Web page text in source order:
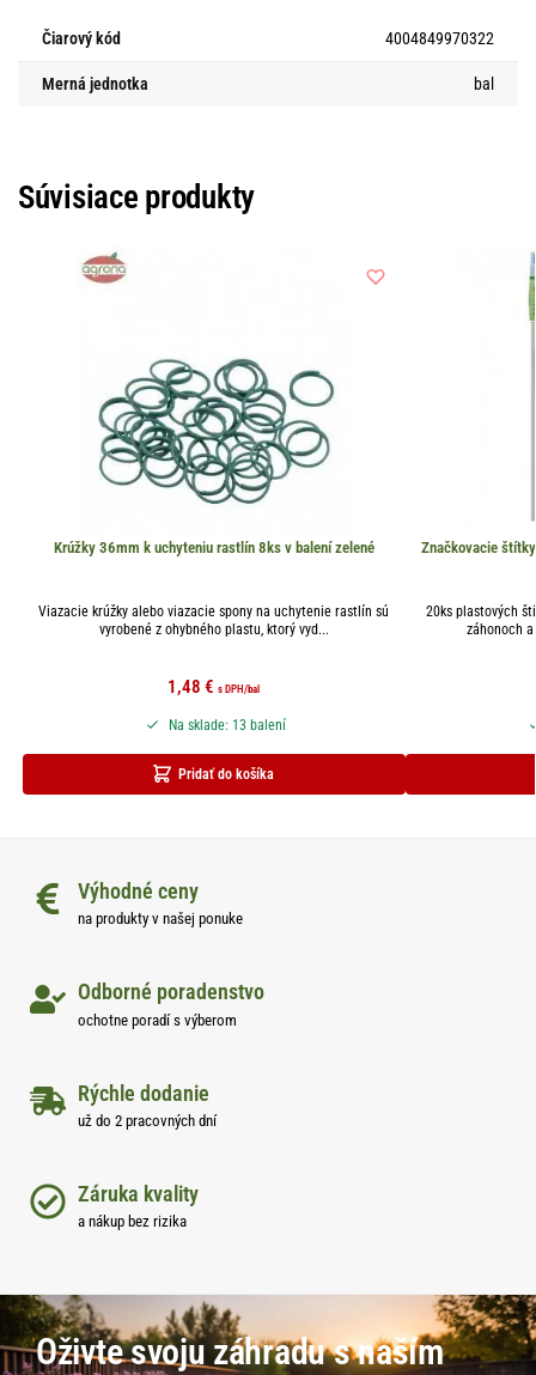
Čiarový kód 4004849970322
Merná jednotka bal
Súvisiace produkty
Krúžky 36mm k uchyteniu rastlín 8ks v balení zelené
Viazacie krúžky alebo viazacie spony na uchytenie rastlín sú
vyrobené z ohybného plastu, ktorý vyd...
1,48€ s DPH/bal
Pridať do košíka
Na sklade: 13 balení
Značkovacie
20ks plastových
záhonoch
Výhodné ceny
na produkty v našej ponuke
Odborné poradenstvo
ochotne poradí s výberom
Rýchle dodanie
už do 2 pracovných dní
Záruka kvality
a nákup bez rizika
Oživte svoju záhradu s naším